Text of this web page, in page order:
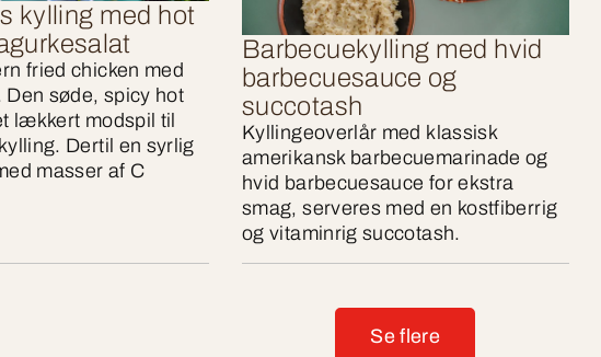
kylling med hot
fried chicken med
Den søde, spicy hot
lækkert modspil til
Dertil en syrlig
masser af C
Barbecuekylling med hvid
barbecuesauce og
succotash
Kyllingeoverlår med klassisk
amerikansk barbecuemarinade og
hvid barbecuesauce for ekstra
smag, serveres med en kostfiberrig
og vitaminrig succotash.
Se flere